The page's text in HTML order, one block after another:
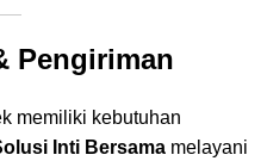
Pengiriman
memiliki kebutuhan
Inti Bersama melayani